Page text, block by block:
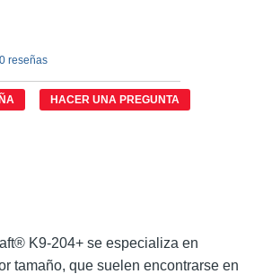
Sin
puntuación.
Enlace
en
0 reseñas
HACER UNA PREGUNTA
K9-204+ se especializa en
tamaño, que suelen encontrarse en